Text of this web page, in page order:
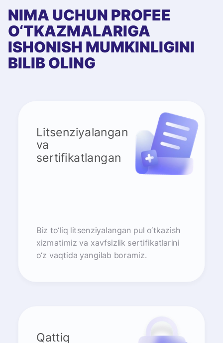
NIMA UCHUN PROFEE
O‘TKAZMALARIGA
ISHONISH MUMKINLIGINI
BILIB OLING
Litsenziyalangan
va
sertifikatlangan
Biz to‘liq litsenziyalangan pul o‘tkazish
xizmatimiz va xavfsizlik sertifikatlarini
o‘z vaqtida yangilab boramiz.
Qattiq